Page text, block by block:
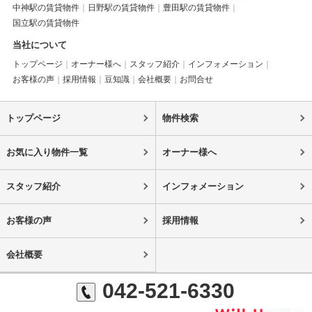
中神駅の賃貸物件
日野駅の賃貸物件
豊田駅の賃貸物件
国立駅の賃貸物件
当社について
トップページ オーナー様へ スタッフ紹介
インフォメーション
お客様の声
採用情報 豆知識 会社概要 お問合せ
トップページ 物件検索
お気に入り物件一覧 オーナー様へ
スタッフ紹介 インフォメーション
お客様の声 採用情報
会社概要
042-521-6330